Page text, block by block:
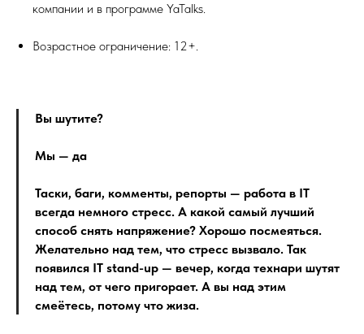
компании и в программе YaTalks.
Возрастное ограничение: 12+.
Вы шутите?
Мы — да
Таски, баги, комменты, репорты — работа в IT
всегда немного стресс. А какой самый лучший
способ снять напряжение? Хорошо посмеяться.
Желательно над тем, что стресс вызвало. Так
появился IT stand-up — вечер, когда технари шутят
над тем, от чего пригорает. А вы над этим
смеётесь, потому что жиза.